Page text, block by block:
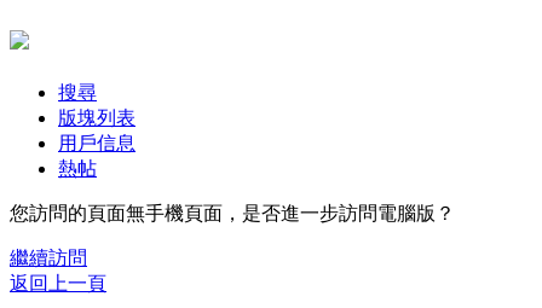
搜尋
版塊列表
用戶信息
熱帖
您訪問的頁面無手機頁面，是否進一步訪問電腦版？
繼續訪問
返回上一頁